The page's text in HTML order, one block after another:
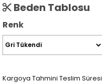
Beden Tablosu
Renk
Kargoya Tahmini Teslim Süresi